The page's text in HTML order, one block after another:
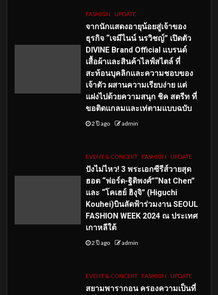
FASHION UPDATE
จากนักแสดงอายุน้อยสู่เจ้าของ
ธุรกิจ “เจมีไนน์ นรวิชญ์” เปิดตัว
DIVINE Brand Official แบรนด์
เสื้อผ้าและสินค้าไลฟ์สไตล์ ที่
สะท้อนบุคลิกและความชอบของ
เจ้าตัว ผสานความเรียบง่าย แต่
แฝงไปด้วยความสนุก ชิค สตรีท ที่
ขอติดแกลมและเท่ตามแบบฉบับ
2 ปี ago admin
EVENT & CONCERT FASHION UPDATE
ปังไม่ไหว! 3 พระเอกซีรีส์วายสุด
ฮอต “ฟอร์ด-ฐิติพงศ์”“Nat Chen”
และ “โคเฮย์ ฮิงุจิ” (Higuchi
Kouhei)บินลัดฟ้าร่วมงาน SEOUL
FASHION WEEK 2024 ณ ประเทศ
เกาหลีใต้
2 ปี ago admin
EVENT & CONCERT FASHION UPDATE
สยามพารากอน ครองความเป็นที่